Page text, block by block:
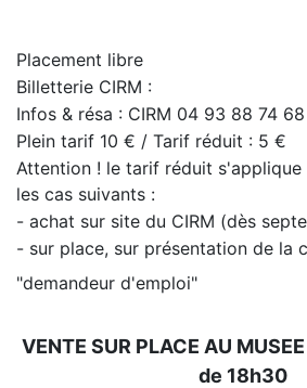
Placement libre
Billetterie CIRM :
Infos & résa : CIRM 04 93 88 74 68
Plein tarif 10 € / Tarif réduit : 5 €
Attention ! le tarif réduit s'applique
les cas suivants :
- achat sur site du CIRM (dès
- sur place, sur présentation de la
"demandeur d'emploi"
VENTE SUR PLACE AU
de 18h30